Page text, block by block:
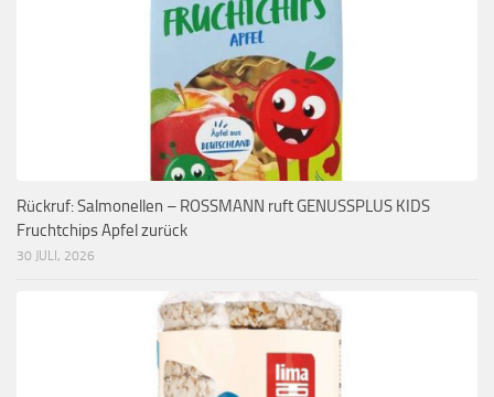
Rückruf: Salmonellen – ROSSMANN ruft GENUSSPLUS KIDS
Fruchtchips Apfel zurück
30 JULI, 2026